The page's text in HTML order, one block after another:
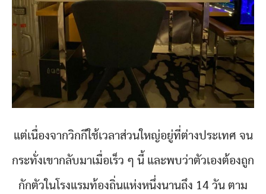
แต่เนื่องจากวิกกีใช้เวลาส่วนใหญ่อยู่ที่ต่างประเทศ จน
กระทั่งเขากลับมาเมื่อเร็ว ๆ นี้ และพบว่าตัวเองต้องถูก
กักตัวในโรงแรมท้องถิ่นแห่งหนึ่งนานถึง 14 วัน ตาม